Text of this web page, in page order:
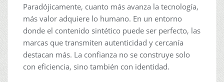
Paradójicamente, cuanto más avanza la tecnología,
más valor adquiere lo humano. En un entorno
donde el contenido sintético puede ser perfecto, las
marcas que transmiten autenticidad y cercanía
destacan más. La confianza no se construye solo
con eficiencia, sino también con identidad.